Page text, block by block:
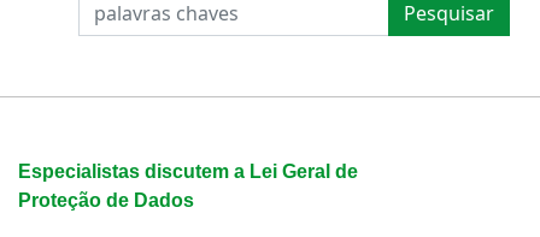
PESQUISAR Pesquisar
Especialistas discutem a Lei Geral de
Proteção de Dados